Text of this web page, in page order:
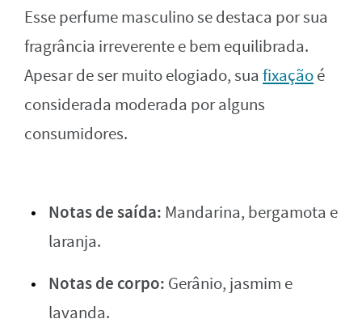
Esse perfume masculino se destaca por sua
fragrância irreverente e bem equilibrada.
Apesar de ser muito elogiado, sua fixaçãoé
considerada moderada por alguns
consumidores.
Notas de saída: Mandarina, bergamota e
laranja.
Notas de corpo: Gerânio, jasmim e
lavanda.